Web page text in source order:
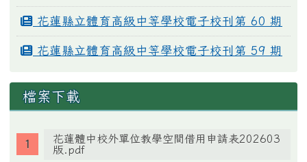
花蓮縣立體育高級中等學校電子校刊第 60 期
花蓮縣立體育高級中等學校電子校刊第 59 期
檔案下載
花蓮體中校外單位教學空間借用申請表202603
版.pdf